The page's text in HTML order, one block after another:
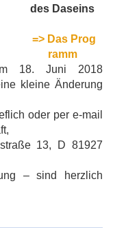
des Daseins
=> Das Prog
ramm
18. Juni 2018
kleine Änderung
oder per e-mail
13, D 81927
– sind herzlich